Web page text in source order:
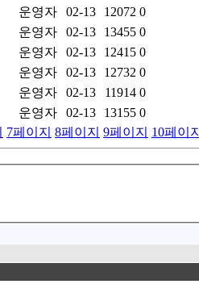
운영자 02-13 12072 0
운영자 02-13 13455 0
운영자 02-13 12415 0
운영자 02-13 12732 0
운영자 02-13 11914 0
운영자 02-13 13155 0
7페이지 8페이지 9페이지 10페이지